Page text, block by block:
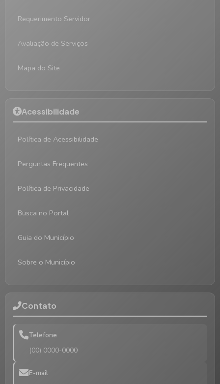
Requerimento Servidor
Avaliação de Serviços
Mapa do Site
Acessibilidade
Política de Acessibilidade
Perguntas Frequentes
Política de Privacidade
Busca no Portal
Guia do Município
Sobre o Município
Contato
Telefone
(00) 0000-0000
E-mail